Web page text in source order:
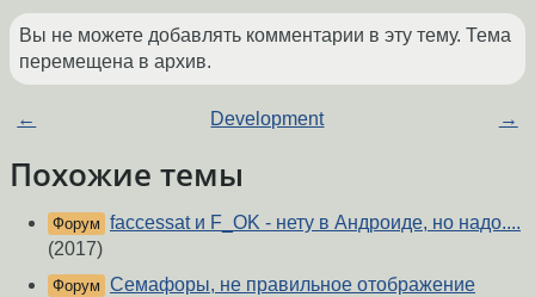
Вы не можете добавлять комментарии в эту тему. Тема
перемещена в архив.
← Development →
Похожие темы
Форум faccessat и F_OK - нету в Андроиде, но надо....
(2017)
Форум Семафоры, не правильное отображение